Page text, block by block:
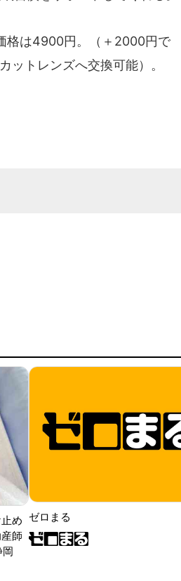
格は4900円。（＋2000円で
ットレンズへ交換可能）。
め
師
ゼロまる